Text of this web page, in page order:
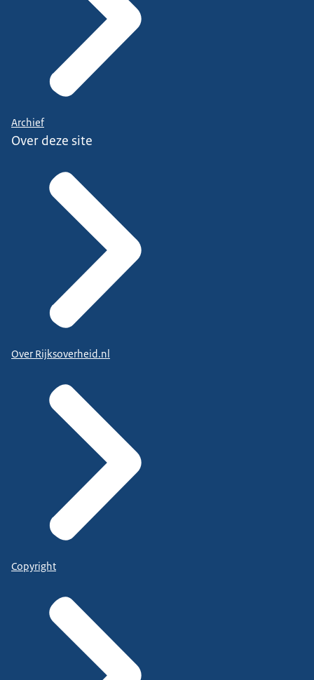
Archief
Over deze site
Over Rijksoverheid.nl
Copyright